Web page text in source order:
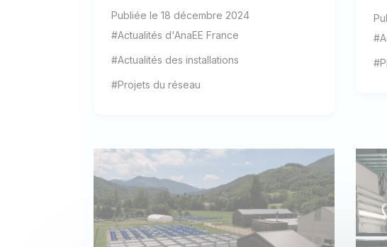
Publiée le 18 décembre 2024
#Actualités d'AnaEE France
#Actualités des installations
#Projets du réseau